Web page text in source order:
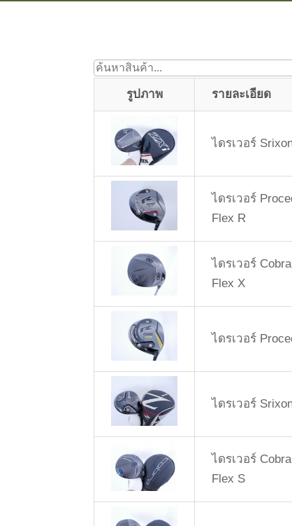
รูปภาพ รายละเอียด
ไดรเวอร์
ไดรเวอร์
Flex R
ไดรเวอร์
Flex X
ไดรเวอร์
ไดรเวอร์
ไดรเวอร์
Flex S